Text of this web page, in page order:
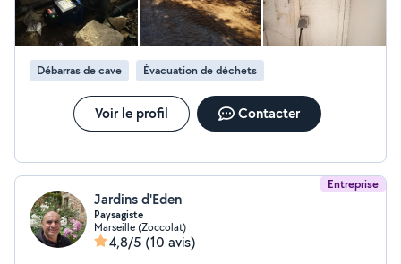
ou vente Sérieux, réactif et équipé pour les chantiers de
rénovation, appartements, maisons, locaux
commerciaux et bureaux. Devis gratuit et facture
disponible.
Débarras de cave Évacuation de déchets
Voir le profil Contacter
Entreprise
Jardins d'Eden
Paysagiste
Marseille (Zoccolat)
4,8/5 (10 avis)